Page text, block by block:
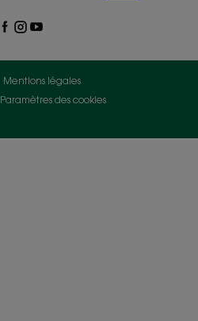
Mentions légales
Paramètres des cookies